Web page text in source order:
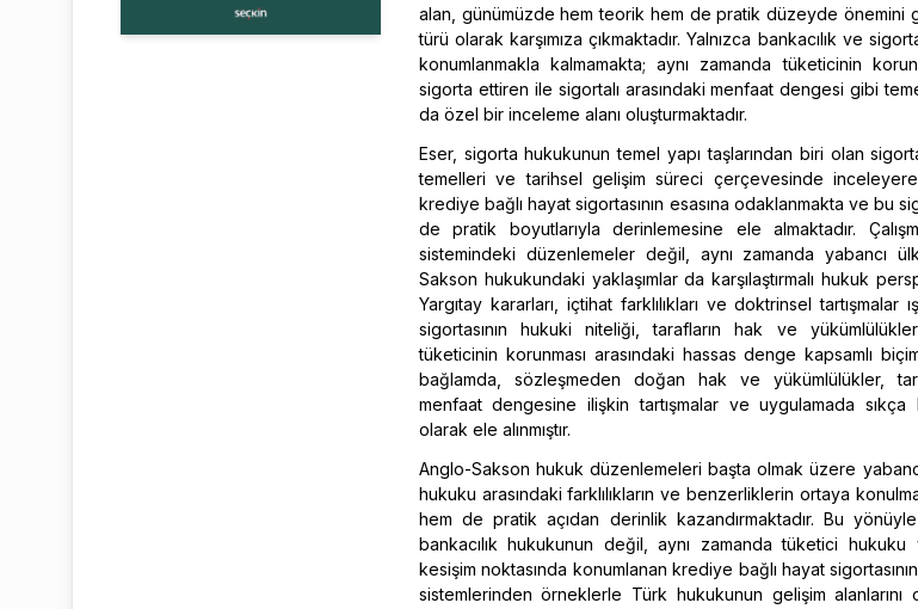
alan, günümüzde hem teorik hem de pratik düzeyde önemini
türü olarak karşımıza çıkmaktadır. Yalnızca bankacılık ve
konumlanmakla kalmamakta; aynı zamanda tüketicinin
sigorta ettiren ile sigortalı arasındaki menfaat dengesi gibi
da özel bir inceleme alanı oluşturmaktadır.
Eser, sigorta hukukunun temel yapı taşlarından biri olan
temelleri ve tarihsel gelişim süreci çerçevesinde inceleyerek
krediye bağlı hayat sigortasının esasına odaklanmakta ve bu
de pratik boyutlarıyla derinlemesine ele almaktadır.
sistemindeki düzenlemeler değil, aynı zamanda yabancı
Sakson hukukundaki yaklaşımlar da karşılaştırmalı hukuk
Yargıtay kararları, içtihat farklılıkları ve doktrinsel tartışmalar
sigortasının hukuki niteliği, tarafların hak ve
tüketicinin korunması arasındaki hassas denge kapsamlı
bağlamda, sözleşmeden doğan hak ve yükümlülükler,
menfaat dengesine ilişkin tartışmalar ve uygulamada sıkça
olarak ele alınmıştır.
Anglo-Sakson hukuk düzenlemeleri başta olmak üzere
hukuku arasındaki farklılıkların ve benzerliklerin ortaya
hem de pratik açıdan derinlik kazandırmaktadır. Bu
bankacılık hukukunun değil, aynı zamanda tüketici
kesişim noktasında konumlanan krediye bağlı hayat
sistemlerinden örneklerle Türk hukukunun gelişim